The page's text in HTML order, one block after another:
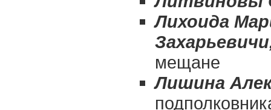
Лихоида
мещане
Лишина